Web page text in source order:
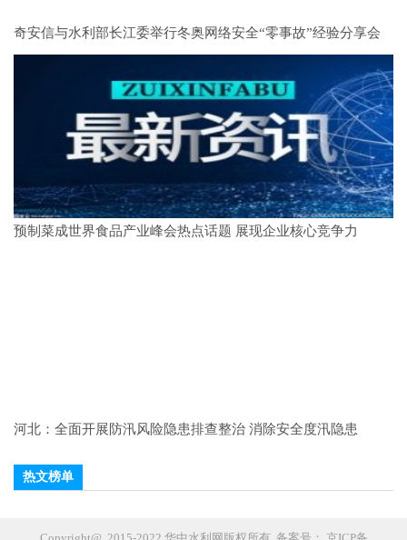
奇安信与水利部长江委举行冬奥网络安全“零事故”经验分享会
预制菜成世界食品产业峰会热点话题 展现企业核心竞争力
河北：全面开展防汛风险隐患排查整治 消除安全度汛隐患
热文榜单